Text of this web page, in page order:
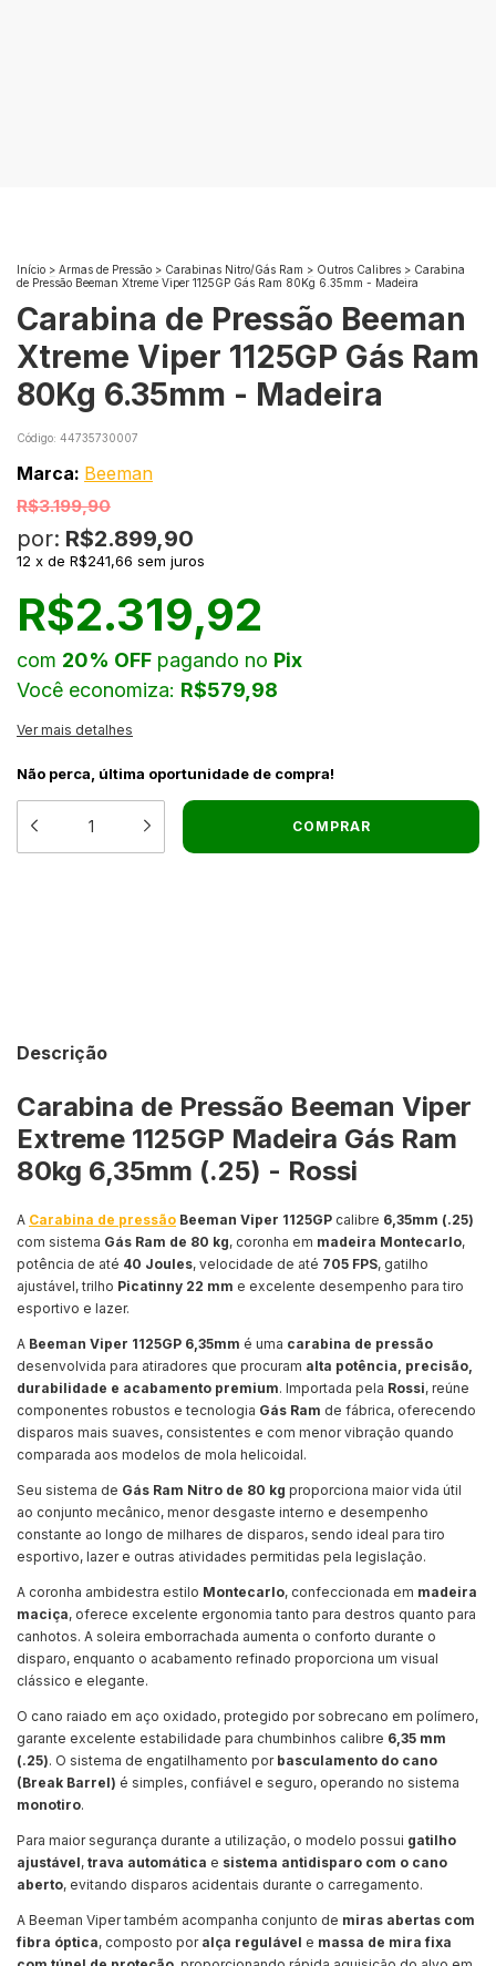
Início > Armas de Pressão > Carabinas Nitro/Gás Ram > Outros Calibres > Carabina
de Pressão Beeman Xtreme Viper 1125GP Gás Ram 80Kg 6.35mm - Madeira
Carabina de Pressão Beeman
Xtreme Viper 1125GP Gás Ram
80Kg 6.35mm - Madeira
Código: 44735730007
Marca: Beeman
R$3.199,90
por: R$2.899,90
12 x de R$241,66 sem juros
R$2.319,92
com 20% OFF pagando no Pix
Você economiza: R$579,98
Ver mais detalhes
Não perca, última oportunidade de compra!
Descrição
Carabina de Pressão Beeman Viper
Extreme 1125GP Madeira Gás Ram
80kg 6,35mm (.25) - Rossi
A Carabina de pressão Beeman Viper 1125GP calibre 6,35mm (.25)
com sistema Gás Ram de 80 kg, coronha em madeira Montecarlo,
potência de até 40 Joules, velocidade de até 705 FPS, gatilho
ajustável, trilho Picatinny 22 mm e excelente desempenho para tiro
esportivo e lazer.
A Beeman Viper 1125GP 6,35mm é uma carabina de pressão
desenvolvida para atiradores que procuram alta potência, precisão,
durabilidade e acabamento premium. Importada pela Rossi, reúne
componentes robustos e tecnologia Gás Ram de fábrica, oferecendo
disparos mais suaves, consistentes e com menor vibração quando
comparada aos modelos de mola helicoidal.
Seu sistema de Gás Ram Nitro de 80 kg proporciona maior vida útil
ao conjunto mecânico, menor desgaste interno e desempenho
constante ao longo de milhares de disparos, sendo ideal para tiro
esportivo, lazer e outras atividades permitidas pela legislação.
A coronha ambidestra estilo Montecarlo, confeccionada em madeira
maciça, oferece excelente ergonomia tanto para destros quanto para
canhotos. A soleira emborrachada aumenta o conforto durante o
disparo, enquanto o acabamento refinado proporciona um visual
clássico e elegante.
O cano raiado em aço oxidado, protegido por sobrecano em polímero,
garante excelente estabilidade para chumbinhos calibre 6,35 mm
(.25). O sistema de engatilhamento por basculamento do cano
(Break Barrel) é simples, confiável e seguro, operando no sistema
monotiro.
Para maior segurança durante a utilização, o modelo possui gatilho
ajustável, trava automática e sistema antidisparo com o cano
aberto, evitando disparos acidentais durante o carregamento.
A Beeman Viper também acompanha conjunto de miras abertas com
fibra óptica, composto por alça regulável e massa de mira fixa